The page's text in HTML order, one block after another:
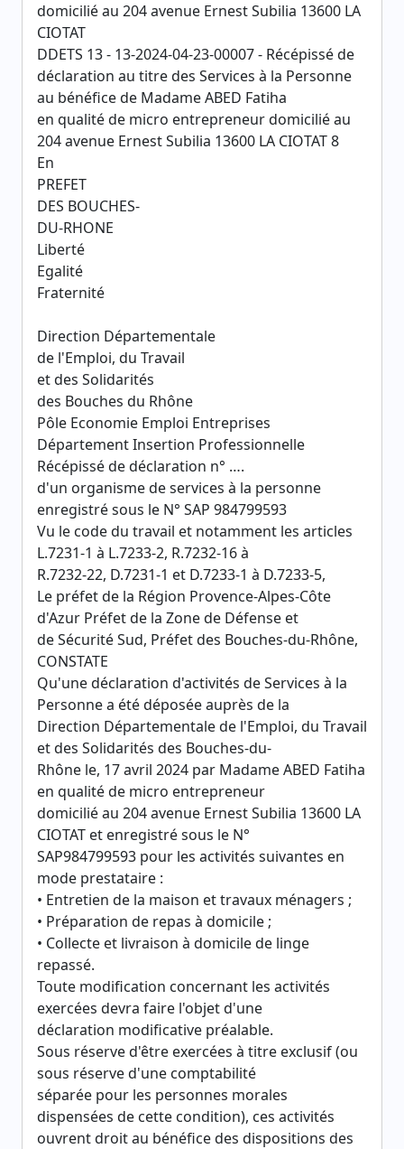
domicilié au 204 avenue Ernest Subilia 13600 LA
CIOTAT
DDETS 13 - 13-2024-04-23-00007 - Récépissé de
déclaration au titre des Services à la Personne
au bénéfice de Madame ABED Fatiha
en qualité de micro entrepreneur domicilié au
204 avenue Ernest Subilia 13600 LA CIOTAT 8
En
PREFET
DES BOUCHES-
DU-RHONE
Liberté
Egalité
Fraternité
Direction Départementale
de l'Emploi, du Travail
et des Solidarités
des Bouches du Rhône
Pôle Economie Emploi Entreprises
Département Insertion Professionnelle
Récépissé de déclaration n° ….
d'un organisme de services à la personne
enregistré sous le N° SAP 984799593
Vu le code du travail et notamment les articles
L.7231-1 à L.7233-2, R.7232-16 à
R.7232-22, D.7231-1 et D.7233-1 à D.7233-5,
Le préfet de la Région Provence-Alpes-Côte
d'Azur Préfet de la Zone de Défense et
de Sécurité Sud, Préfet des Bouches-du-Rhône,
CONSTATE
Qu'une déclaration d'activités de Services à la
Personne a été déposée auprès de la
Direction Départementale de l'Emploi, du Travail
et des Solidarités des Bouches-du-
Rhône le, 17 avril 2024 par Madame ABED Fatiha
en qualité de micro entrepreneur
domicilié au 204 avenue Ernest Subilia 13600 LA
CIOTAT et enregistré sous le N°
SAP984799593 pour les activités suivantes en
mode prestataire :
• Entretien de la maison et travaux ménagers ;
• Préparation de repas à domicile ;
• Collecte et livraison à domicile de linge
repassé.
Toute modification concernant les activités
exercées devra faire l'objet d'une
déclaration modificative préalable.
Sous réserve d'être exercées à titre exclusif (ou
sous réserve d'une comptabilité
séparée pour les personnes morales
dispensées de cette condition), ces activités
ouvrent droit au bénéfice des dispositions des